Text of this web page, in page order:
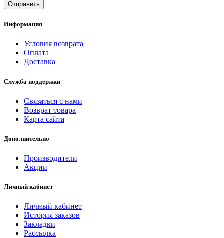
Отправить
Информация
Условия возврата
Оплата
Доставка
Служба поддержки
Связаться с нами
Возврат товара
Карта сайта
Дополнительно
Производители
Акции
Личный кабинет
Личный кабинет
История заказов
Закладки
Рассылка